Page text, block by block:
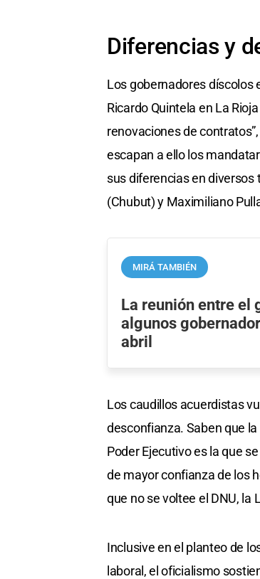
Diferencias y
Los gobernadores díscolos
Ricardo Quintela en La
renovaciones de
escapan a ello los
sus diferencias en
(Chubut) y Maximiliano
MIRÁ TAMBIÉN
La reunión entre el
algunos
abril
Los caudillos acuerdistas
desconfianza. Saben que
Poder Ejecutivo es la que
de mayor confianza de los
que no se voltee el DNU, la
Inclusive en el planteo de
laboral, el oficialismo